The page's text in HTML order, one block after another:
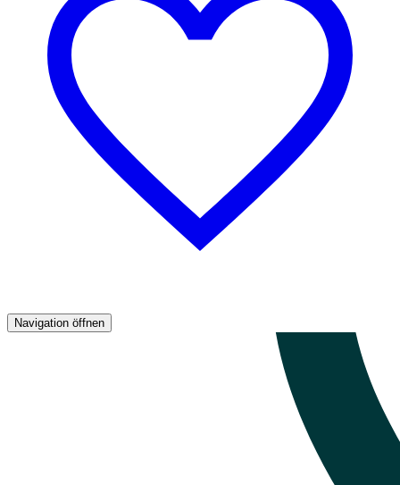
Navigation öffnen